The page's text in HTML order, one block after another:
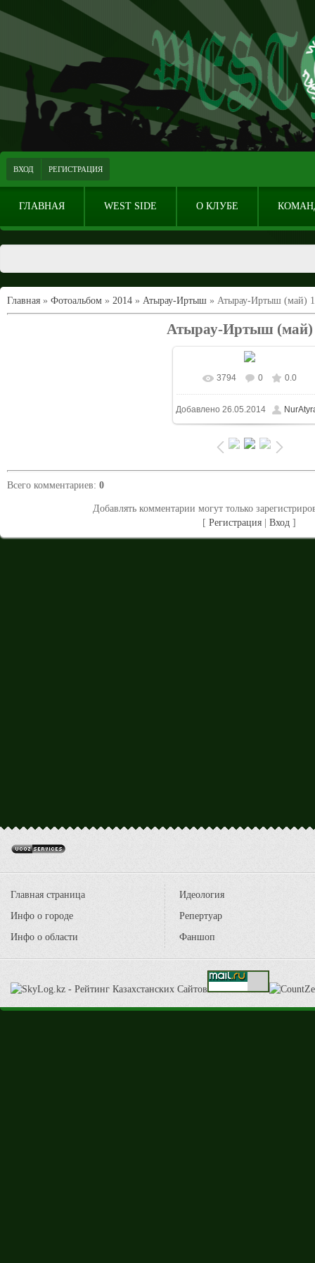
ВХОД РЕГИСТРАЦИЯ
ГЛАВНАЯ WEST SIDE О КЛУБЕ
Главная » Фотоальбом » 2014 » Атырау-Иртыш » Атырау-Иртыш (май)
Атырау-Иртыш (май)
В реальном размере
1024x683/ 606.3Kb
3794 0 0.0
Добавлено 26.05.2014
Всего комментариев: 0
Добавлять комментарии могут только
[Регистрация |Вход ]
Главная страница
Инфо о городе
Инфо о области
Идеология
Репертуар
Фаншоп